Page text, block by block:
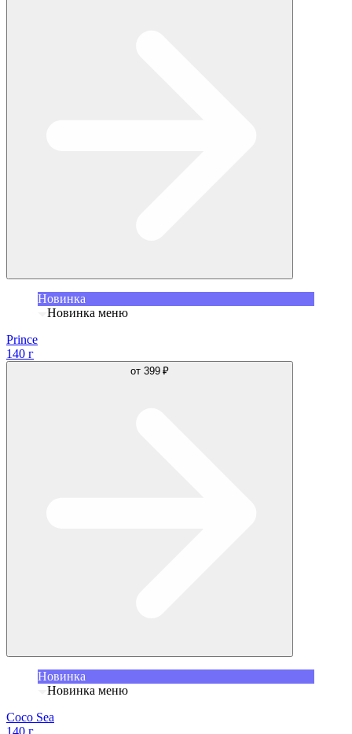
Новинка
Новинка меню
Prince
140 г
от 399 ₽
Новинка
Новинка меню
Coco Sea
140 г